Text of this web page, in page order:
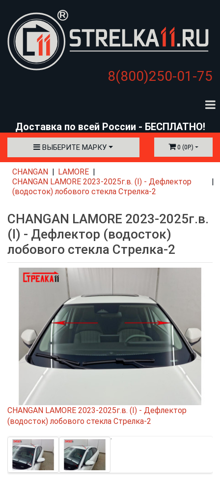
8(800)250-01-75
Доставка по всей России - БЕСПЛАТНО!
ВЫБЕРИТЕ МАРКУ 0 (0Р.)
CHANGAN
LAMORE
CHANGAN LAMORE 2023-2025г.в. (I) - Дефлектор
(водосток) лобового стекла Стрелка-2
CHANGAN LAMORE 2023-2025г.в.
(I) - Дефлектор (водосток)
лобового стекла Стрелка-2
CHANGAN LAMORE 2023-2025г.в. (I) - Дефлектор
(водосток) лобового стекла Стрелка-2